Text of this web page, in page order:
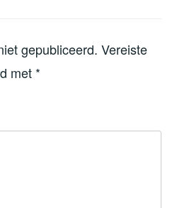
gepubliceerd. Vereiste
met *